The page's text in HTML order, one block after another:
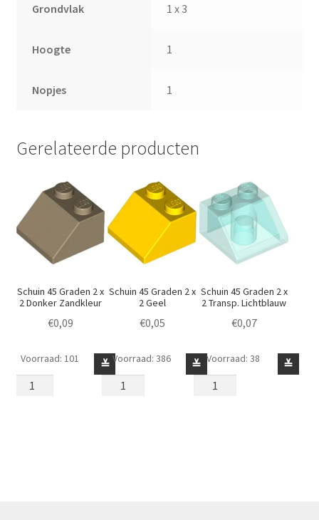
Grondvlak 1 x 3
Hoogte 1
Nopjes 1
Gerelateerde producten
Schuin 45 Graden 2 x
2 Donker Zandkleur
€0,09
Schuin
45
≚
Voorraad: 101
Schuin 45 Graden 2 x
2 Geel
€0,05
Schuin
45
≚
Voorraad: 386
Schuin 45 Graden 2 x
2 Transp. Lichtblauw
€0,07
Schuin
45
≚
Voorraad: 38